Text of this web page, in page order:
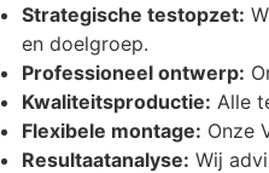
Strategische testopzet:
en doelgroep.
Professioneel ontwerp:
Kwaliteitsproductie: Alle
Flexibele montage: Onze
Resultaatanalyse: Wij